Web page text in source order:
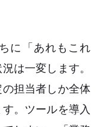
に「あれもこれ
は一変します。
担当者しか全体
。ツールを導入